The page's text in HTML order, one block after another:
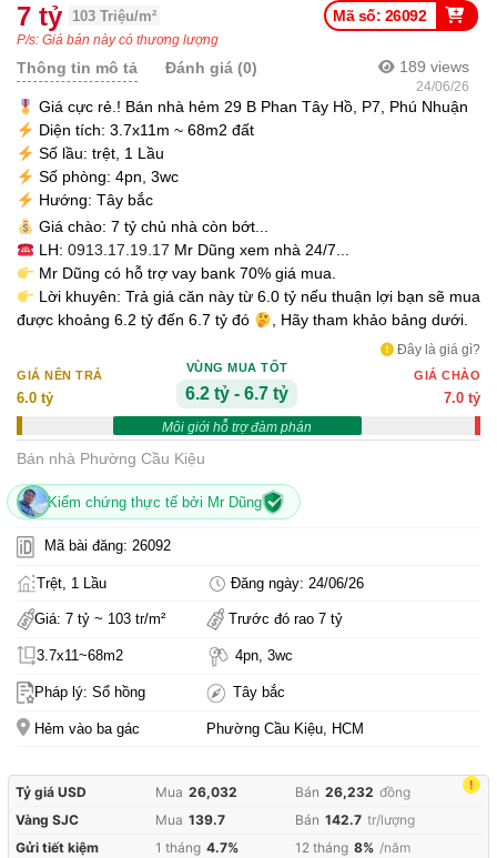
Mã số: 26092
7 tỷ 103 Triệu/m²
P/s: Giá bán này có thương lượng
189 views
24/06/26
Thông tin mô tả Đánh giá (0)
Giá cực rẻ.! Bán nhà hẻm 29 B Phan Tây Hồ, P7, Phú Nhuận
Diện tích: 3.7x11m ~ 68m2 đất
Số lầu: trệt, 1 Lầu
Số phòng: 4pn, 3wc
Hướng: Tây bắc
Giá chào: 7 tỷ chủ nhà còn bớt...
LH: 0913.17.19.17 Mr Dũng xem nhà 24/7...
Mr Dũng có hỗ trợ vay bank 70% giá mua.
Lời khuyên: Trả giá căn này từ 6.0 tỷ nếu thuận lợi bạn sẽ mua
được khoảng 6.2 tỷ đến 6.7 tỷ đó
, Hãy tham khảo bảng dưới.
Đây là giá gì?
GIÁ NÊN TRẢ
6.0 tỷ
VÙNG MUA TỐT
6.2 tỷ - 6.7 tỷ
Môi giới hỗ trợ đàm phán
GIÁ CHÀO
7.0 tỷ
Bán nhà Phường Cầu Kiệu
Kiểm chứng thực tế bởi Mr Dũng
Mã bài đăng: 26092
Trệt, 1 Lầu Đăng ngày: 24/06/26
Giá: 7 tỷ ~ 103 tr/m² Trước đó rao 7 tỷ
3.7x11~68m2 4pn, 3wc
Pháp lý: Sổ hồng Tây bắc
Hẻm vào ba gác Phường Cầu Kiệu, HCM
!
Tỷ giá USD Mua 26,032 Bán 26,232 đồng
Vàng SJC
Mua 139.7 Bán 142.7 tr/lượng
Gửi tiết kiệm
1 tháng 4.7% 12 tháng 8% /năm